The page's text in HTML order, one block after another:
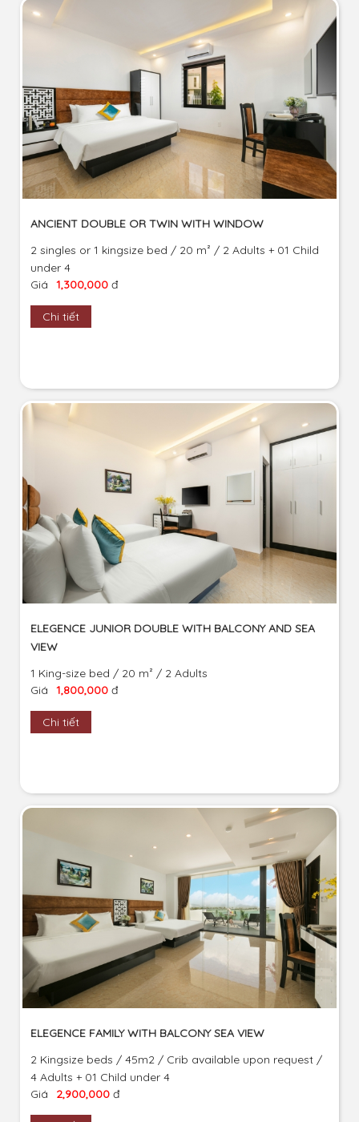
ANCIENT DOUBLE OR TWIN WITH WINDOW
2 singles or 1 kingsize bed / 20 m² / 2 Adults + 01 Child
under 4
Giá
1,300,000 đ
Chi tiết
ELEGENCE JUNIOR DOUBLE WITH BALCONY AND SEA
VIEW
1 King-size bed / 20 m² / 2 Adults
Giá
1,800,000 đ
Chi tiết
ELEGENCE FAMILY WITH BALCONY SEA VIEW
2 Kingsize beds / 45m2 / Crib available upon request /
4 Adults + 01 Child under 4
Giá
2,900,000 đ